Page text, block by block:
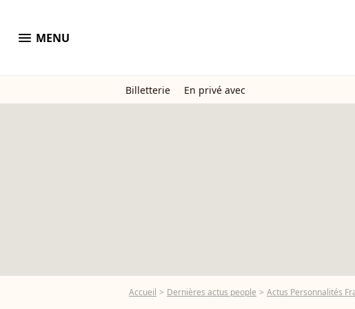
menu MENU
Billetterie En privé avec
Accueil Dernières actus people Actus Personnalités